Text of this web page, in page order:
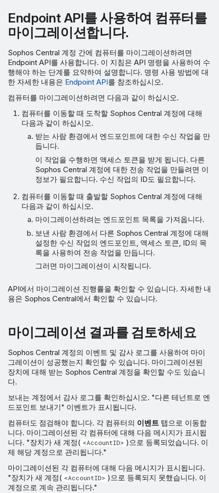
Endpoint API를 사용하여 컴퓨터를
마이그레이션합니다.
Sophos Central 계정 간에 컴퓨터를 마이그레이션하려면
Endpoint API를 사용합니다. 이 지침은 API 명령을 사용하여 수
행해야 하는 단계를 요약하여 설명합니다. 명령 사용 방법에 대
한 자세한 내용은 Endpoint API를 참조하십시오.
컴퓨터를 마이그레이션하려면 다음과 같이 하십시오.
컴퓨터를 이동할 때 도착할 Sophos Central 계정에 대해
다음과 같이 하십시오.
받는 사람 환경에서 엔드포인트에 대한 수신 작업을 만
듭니다.
이 작업을 수행하면 액세스 토큰을 받게 됩니다. 다른
Sophos Central 계정에 대한 전송 작업을 만들려면 이
정보가 필요합니다. 수신 작업의 ID도 필요합니다.
컴퓨터를 이동할 때 출발할 Sophos Central 계정에 대해
다음과 같이 하십시오.
마이그레이션하려는 엔드포인트 목록을 가져옵니다.
보낸 사람 환경에서 다른 Sophos Central 계정에 대해
설정한 수신 작업의 엔드포인트, 액세스 토큰, ID의 목
록을 사용하여 전송 작업을 만듭니다.
그러면 마이그레이션이 시작됩니다.
API에서 마이그레이션 진행률을 확인할 수 있습니다. 자세한 내
용은 Sophos Central에서 확인할 수 있습니다.
마이그레이션 결과를 검토하세요
Sophos Central 계정의 이벤트 및 감사 로그를 사용하여 마이
그레이션이 성공했는지 확인할 수 있습니다. 마이그레이션된
장치에 대해 받는 Sophos Central 계정을 확인할 수도 있습니
다.
보내는 계정에서 감사 로그를 확인하십시오. "다른 테넌트로 엔
드포인트 보내기" 이벤트가 표시됩니다.
컴퓨터도 점검해야 합니다. 각 컴퓨터의 이벤트 탭으로 이동합
니다. 마이그레이션된 각 컴퓨터에 대해 다음 메시지가 표시됩
니다. "장치가 새 계정( <AccountID> )으로 등록되었습니다. 이
제 해당 계정으로 관리됩니다."
마이그레이션된 각 컴퓨터에 대해 다음 메시지가 표시됩니다.
"장치가 새 계정( <AccountID> )으로 등록되지 못했습니다. 이
계정으로 계속 관리됩니다."